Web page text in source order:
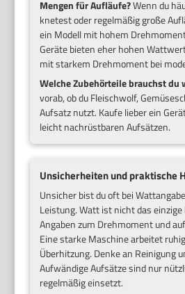
Mengen für Aufläufe?Wenn du
knetest oder regelmäßig große
ein Modell mit hohem
Geräte bieten eher hohen
mit starkem Drehmoment bei
Welche Zubehörteile brauchst du
vorab, ob du Fleischwolf,
Aufsatz nutzt. Kaufe lieber ein
leicht nachrüstbaren Aufsätzen.
Unsicherheiten und praktische
Unsicher bist du oft bei
Leistung. Watt ist nicht das
Angaben zum Drehmoment und
Eine starke Maschine arbeitet
Überhitzung. Denke an Reinigung
Aufwändige Aufsätze sind nur
regelmäßig einsetzt.